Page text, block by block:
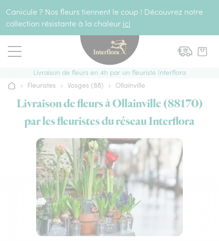
Canicule ? Nos fleurs tiennent le coup ! Découvrez notre
collection résistante à la chaleur ici
Livraison de fleurs en 4h par un fleuriste Interflora
Accueil
› Fleuristes › Vosges (88) › Ollainville
Livraison de fleurs à Ollainville (88170)
par les fleuristes du réseau Interflora